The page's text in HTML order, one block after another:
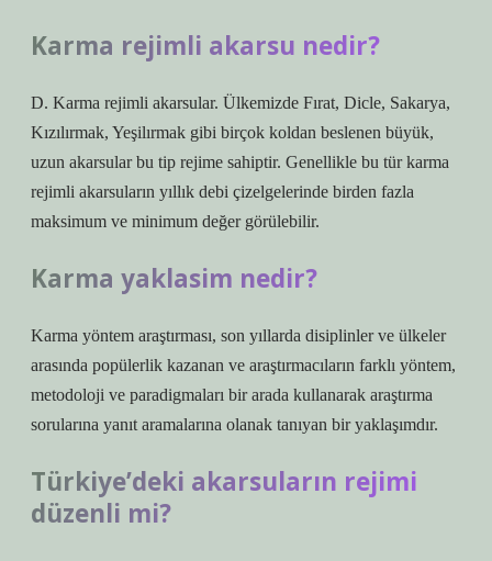
Karma rejimli akarsu nedir?
D. Karma rejimli akarsular. Ülkemizde Fırat, Dicle, Sakarya,
Kızılırmak, Yeşilırmak gibi birçok koldan beslenen büyük,
uzun akarsular bu tip rejime sahiptir. Genellikle bu tür karma
rejimli akarsuların yıllık debi çizelgelerinde birden fazla
maksimum ve minimum değer görülebilir.
Karma yaklasim nedir?
Karma yöntem araştırması, son yıllarda disiplinler ve ülkeler
arasında popülerlik kazanan ve araştırmacıların farklı yöntem,
metodoloji ve paradigmaları bir arada kullanarak araştırma
sorularına yanıt aramalarına olanak tanıyan bir yaklaşımdır.
Türkiye’deki akarsuların rejimi
düzenli mi?